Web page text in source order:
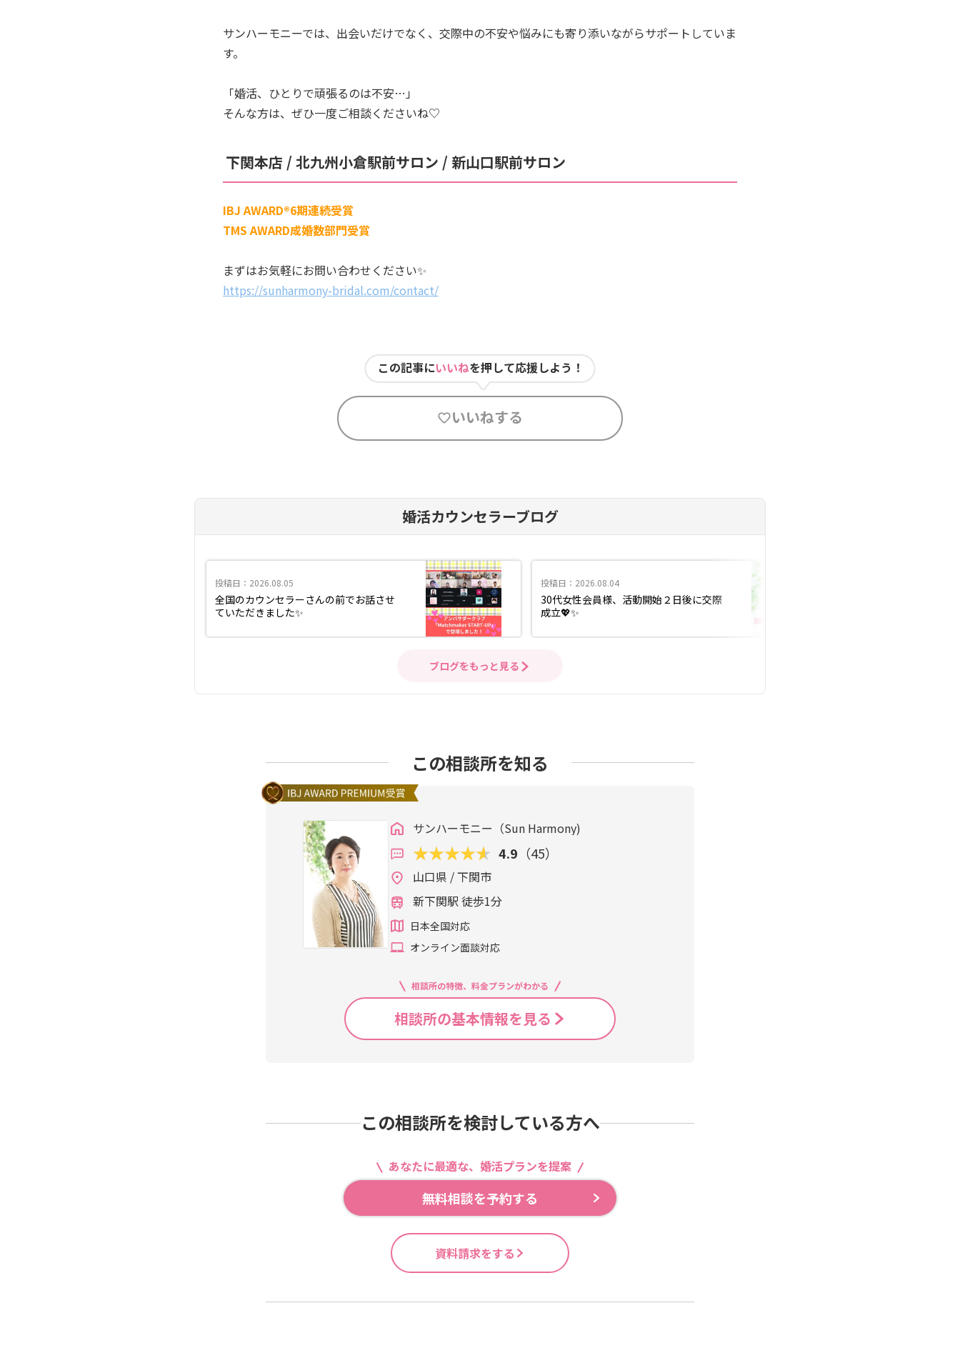
サンハーモニーでは、出会いだけでなく、交際中の不安や悩みにも寄り添いながらサポートしていま
す。
「婚活、ひとりで頑張るのは不安…」
そんな方は、ぜひ一度ご相談くださいね♡
下関本店 / 北九州小倉駅前サロン / 新山口駅前サロン
IBJ AWARD®6期連続受賞
TMS AWARD成婚数部門受賞
まずはお気軽にお問い合わせください✨
https://sunharmony-bridal.com/contact/
この記事にいいねを押して応援しよう！
いいねする
婚活カウンセラーブログ
投稿日：2026.08.05
全国のカウンセラーさんの前でお話させ
ていただきました✨
投稿日：2026.08.04
30代女性会員様、活動開始２日後に交際
成立💖✨
ブログをもっと見る
この相談所を知る
サンハーモニー（Sun Harmony)
4.9 （45）
山口県 / 下関市
新下関駅 徒歩1分
日本全国対応
オンライン面談対応
相談所の特徴、料金プランがわかる
相談所の基本情報を見る
この相談所を検討している方へ
あなたに最適な、婚活プランを提案
無料相談を予約する
資料請求をする